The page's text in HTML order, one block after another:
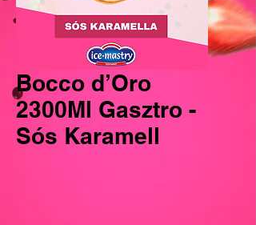
Bocco d’Oro
2300Ml Gasztro -
Sós Karamell